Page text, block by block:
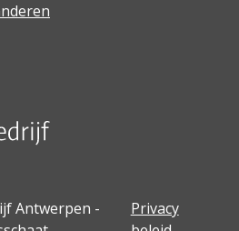
Antwerpen -
Privacy